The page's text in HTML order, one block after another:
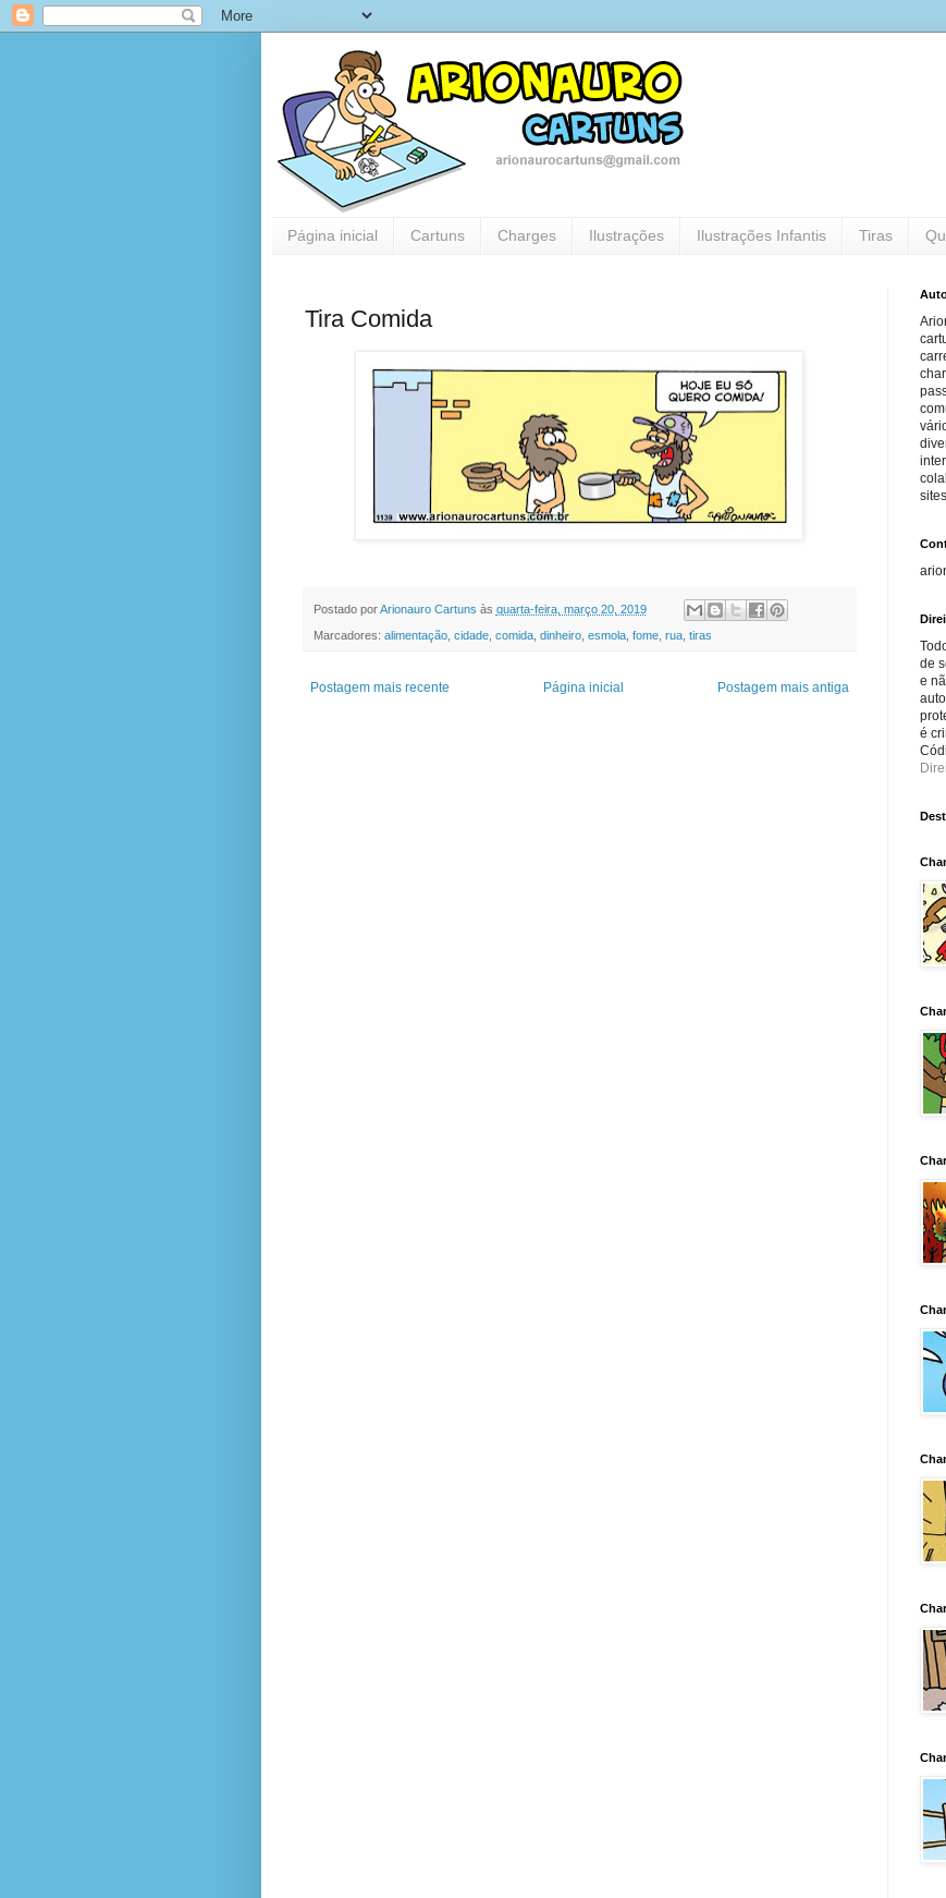
Página inicial Cartuns Charges Ilustrações Ilustrações Infantis Tiras
Tira Comida
Postado porArionauro Cartuns às quarta-feira, março 20, 2019
Marcadores: alimentação, cidade, comida, dinheiro, esmola, fome, rua, tiras
Postagem mais recente Postagem mais antiga
Página inicial
de
e
é